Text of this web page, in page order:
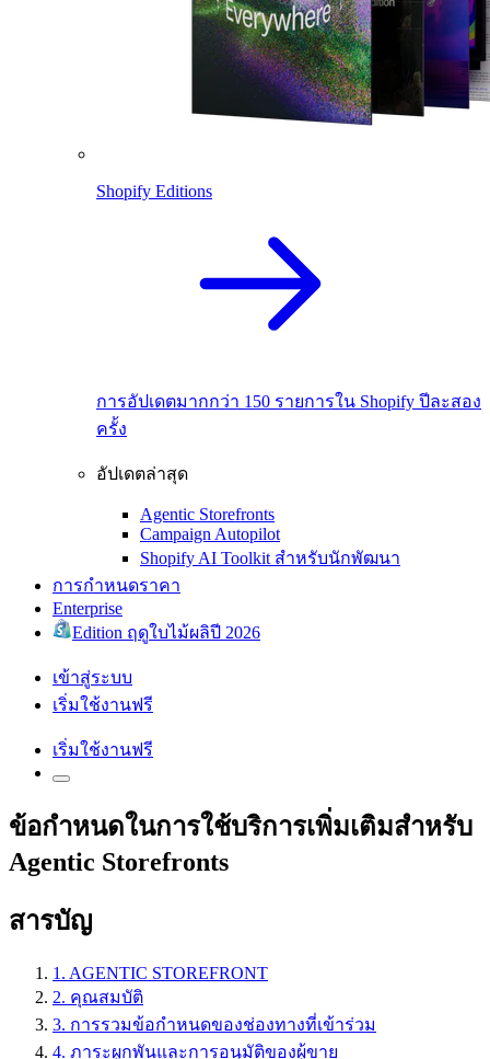
Shopify Editions
การอัปเดตมากกว่า 150 รายการใน Shopify ปีละสอง
ครั้ง
อัปเดตล่าสุด
Agentic Storefronts
Campaign Autopilot
Shopify AI Toolkit สำหรับนักพัฒนา
การกำหนดราคา
Enterprise
Edition ฤดูใบไม้ผลิปี 2026
เข้าสู่ระบบ
เริ่มใช้งานฟรี
เริ่มใช้งานฟรี
ข้อกำหนดในการใช้บริการเพิ่มเติมสำหรับ
Agentic Storefronts
สารบัญ
1. AGENTIC STOREFRONT
2. คุณสมบัติ
3. การรวมข้อกำหนดของช่องทางที่เข้าร่วม
4. ภาระผูกพันและการอนุมัติของผู้ขาย